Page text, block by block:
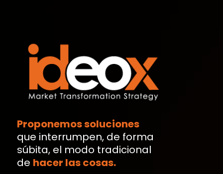
Proponemos soluciones
que interrumpen, de forma
súbita, el modo tradicional
de hacer las cosas.